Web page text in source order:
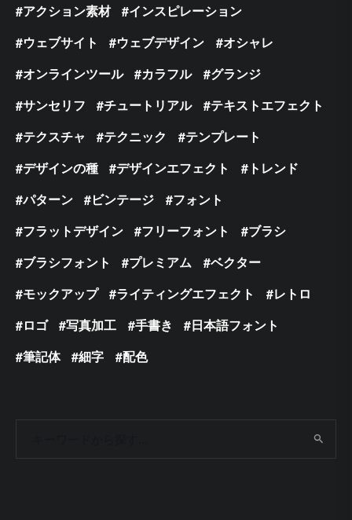
アクション素材
インスピレーション
ウェブサイト
ウェブデザイン
オシャレ
オンラインツール
カラフル
グランジ
サンセリフ
チュートリアル
テキストエフェクト
テクスチャ
テクニック
テンプレート
デザインの種
デザインエフェクト
トレンド
パターン
ビンテージ
フォント
フラットデザイン
フリーフォント
ブラシ
ブラシフォント
プレミアム
ベクター
モックアップ
ライティングエフェクト
レトロ
ロゴ
写真加工 手書き
日本語フォント
筆記体
細字 配色